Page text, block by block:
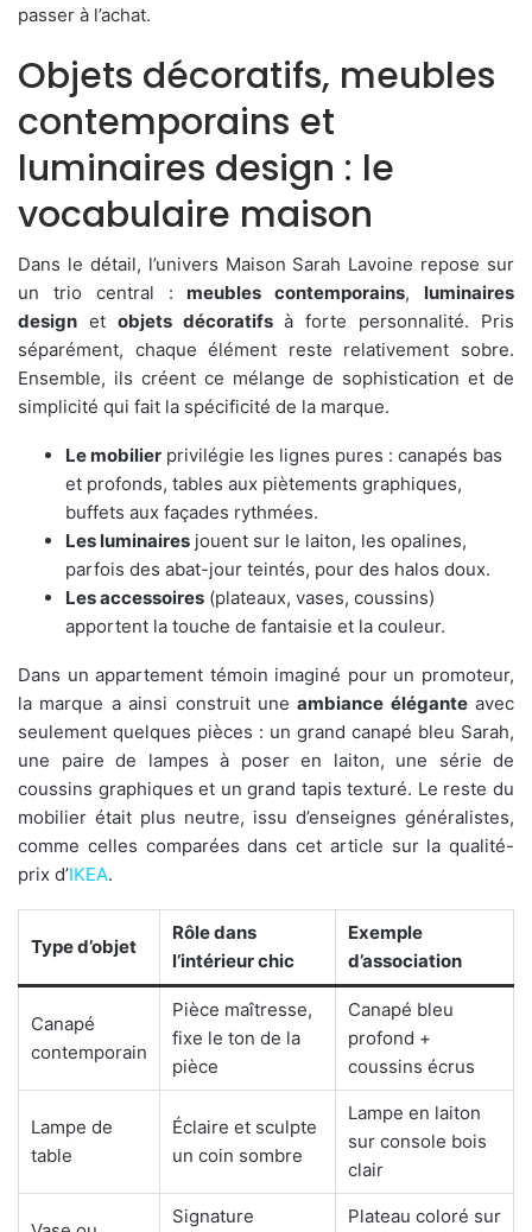
passer à l’achat.
Objets décoratifs, meubles
contemporains et
luminaires design : le
vocabulaire maison
Dans le détail, l’univers Maison Sarah Lavoine repose sur
un trio central : meubles contemporains, luminaires
design et objets décoratifsà forte personnalité. Pris
séparément, chaque élément reste relativement sobre.
Ensemble, ils créent ce mélange de sophistication et de
simplicité qui fait la spécificité de la marque.
Le mobilier privilégie les lignes pures : canapés bas
et profonds, tables aux piètements graphiques,
buffets aux façades rythmées.
Les luminaires jouent sur le laiton, les opalines,
parfois des abat-jour teintés, pour des halos doux.
Les accessoires (plateaux, vases, coussins)
apportent la touche de fantaisie et la couleur.
Dans un appartement témoin imaginé pour un promoteur,
la marque a ainsi construit uneambiance éléganteavec
seulement quelques pièces : un grand canapé bleu Sarah,
une paire de lampes à poser en laiton, une série de
coussins graphiques et un grand tapis texturé. Le reste du
mobilier était plus neutre, issu d’enseignes généralistes,
comme celles comparées dans cet article sur la qualité-
prix d’IKEA.
Type d’objet
Rôle dans
l’intérieur chic
Exemple
d’association
Canapé
contemporain
Pièce maîtresse,
fixe le ton de la
pièce
Canapé bleu
profond +
coussins écrus
Lampe de
table
Éclaire et sculpte
un coin sombre
Lampe en laiton
sur console bois
clair
Signature Plateau coloré sur